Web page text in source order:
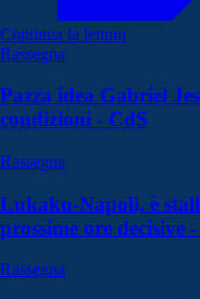
Continua la lettura
Rassegna
Pazza idea Gabriel
condizioni - CdS
Rassegna
Lukaku-Napoli, è
prossime ore decisive
Rassegna